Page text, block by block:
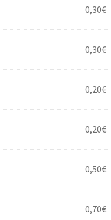
0,30€
0,30€
0,20€
0,20€
0,50€
0,70€